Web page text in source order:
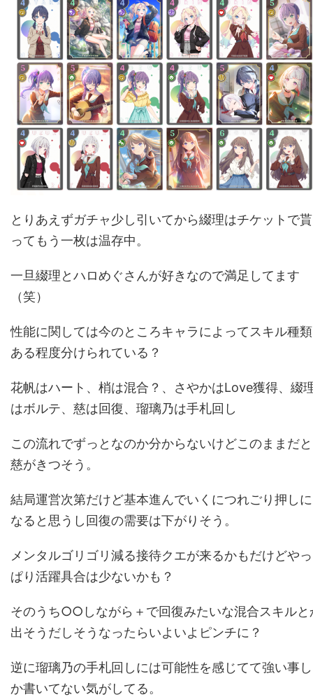
とりあえずガチャ少し引いてから綴理はチケットで貰
ってもう一枚は温存中。
一旦綴理とハロめぐさんが好きなので満足してます
（笑）
性能に関しては今のところキャラによってスキル種類
ある程度分けられている？
花帆はハート、梢は混合？、さやかはLove獲得、綴
はボルテ、慈は回復、瑠璃乃は手札回し
この流れでずっとなのか分からないけどこのままだと
慈がきつそう。
結局運営次第だけど基本進んでいくにつれごり押しに
なると思うし回復の需要は下がりそう。
メンタルゴリゴリ減る接待クエが来るかもだけどやっ
ぱり活躍具合は少ないかも？
そのうち○○しながら＋で回復みたいな混合スキルと
出そうだしそうなったらいよいよピンチに？
逆に瑠璃乃の手札回しには可能性を感じてて強い事し
か書いてない気がしてる。